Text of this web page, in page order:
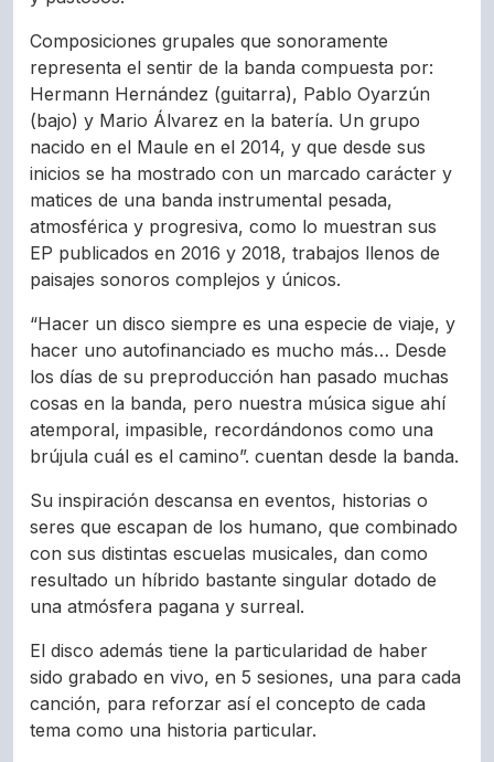
Composiciones grupales que sonoramente
representa el sentir de la banda compuesta por:
Hermann Hernández (guitarra), Pablo Oyarzún
(bajo) y Mario Álvarez en la batería. Un grupo
nacido en el Maule en el 2014, y que desde sus
inicios se ha mostrado con un marcado carácter y
matices de una banda instrumental pesada,
atmosférica y progresiva, como lo muestran sus
EP publicados en 2016 y 2018, trabajos llenos de
paisajes sonoros complejos y únicos.
“Hacer un disco siempre es una especie de viaje, y
hacer uno autofinanciado es mucho más… Desde
los días de su preproducción han pasado muchas
cosas en la banda, pero nuestra música sigue ahí
atemporal, impasible, recordándonos como una
brújula cuál es el camino”. cuentan desde la banda.
Su inspiración descansa en eventos, historias o
seres que escapan de los humano, que combinado
con sus distintas escuelas musicales, dan como
resultado un híbrido bastante singular dotado de
una atmósfera pagana y surreal.
El disco además tiene la particularidad de haber
sido grabado en vivo, en 5 sesiones, una para cada
canción, para reforzar así el concepto de cada
tema como una historia particular.